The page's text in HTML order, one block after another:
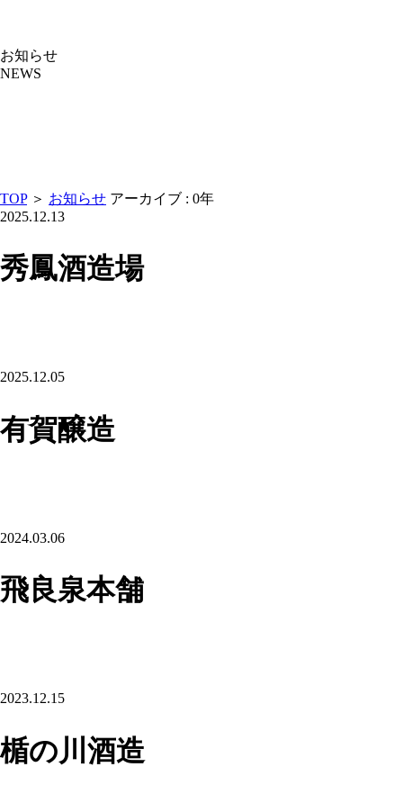
お知らせ
NEWS
TOP＞ お知らせ アーカイブ : 0年
2025.12.13
秀鳳酒造場
2025.12.05
有賀醸造
2024.03.06
飛良泉本舗
2023.12.15
楯の川酒造